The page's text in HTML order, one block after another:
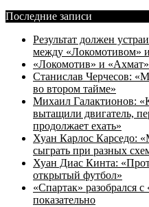
Последние записи
Результат должен
между «Локомотивом»
«Локомотив» и
Станислав Черчесов:
во втором тайме»
Михаил Галактионов:
вытащили двигатель,
продолжает ехать»
Хуан Карлос Карседо:
сыграть при разных
Хуан Диас Кинта:
открытый футбол»
«Спартак» разобрался
показательно